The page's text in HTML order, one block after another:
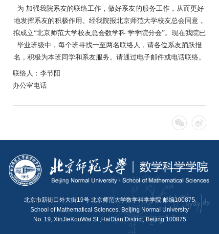
为 加强我院系友的联络工作，做好系友的服务工作，从而更好
地发挥系友的积极作用。经我院报北京师范大学校友总会同意，
拟成立“北京师范大学校友总会数学科 学学院分会”。现在我院已
毕业班级中，每个班寻找一至两名联络人，请各位系友踊跃报
名，积极为本班同学和系友服务。请通过电子邮件或电话联络。
联络人：李节阳
办公室电话
北京市新街口外大街19号 北京师范大学数学科学学院 邮编100875
School of Mathematical Sciences, Beijing Normal University
No. 19, XinJieKouWai St.,HaiDian District, Beijing 100875